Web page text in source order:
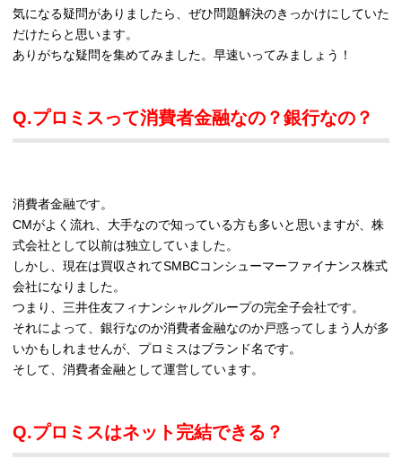
気になる疑問がありましたら、ぜひ問題解決のきっかけにしていた
だけたらと思います。
ありがちな疑問を集めてみました。早速いってみましょう！
Q.プロミスって消費者金融なの？銀行なの？
消費者金融です。
CMがよく流れ、大手なので知っている方も多いと思いますが、株
式会社として以前は独立していました。
しかし、現在は買収されてSMBCコンシューマーファイナンス株式
会社になりました。
つまり、三井住友フィナンシャルグループの完全子会社です。
それによって、銀行なのか消費者金融なのか戸惑ってしまう人が多
いかもしれませんが、プロミスはブランド名です。
そして、消費者金融として運営しています。
Q.プロミスはネット完結できる？